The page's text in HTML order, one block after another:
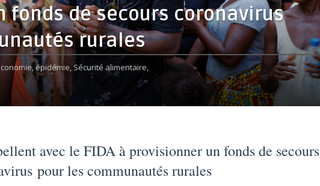
fonds de secours coronavirus
rurales
épidémie,Sécurité alimentaire,
avec le FIDA à provisionner un fonds de secours
pour les communautés rurales